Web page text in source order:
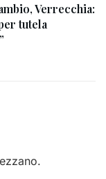
Verrecchia:
tutela